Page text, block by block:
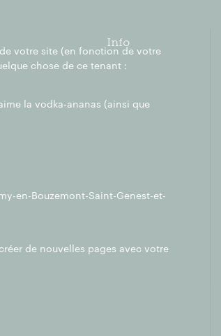
Info
votre site (en fonction de votre
chose de ce tenant :
la vodka-ananas (ainsi que
en-Bouzemont-Saint-Genest-et-
de nouvelles pages avec votre